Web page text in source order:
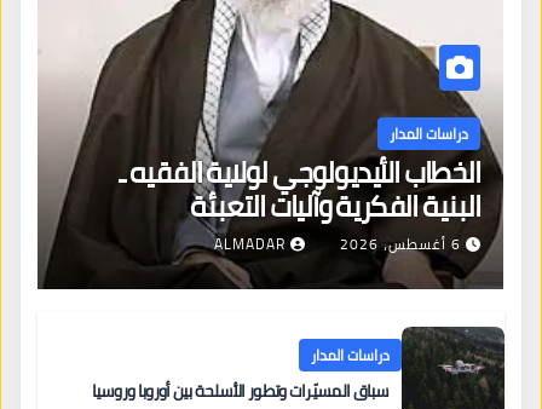
دراسات المدار
الخطاب الأيديولوجي لولاية الفقيه ـ
البنية الفكرية وآليات التعبئة
6 أغسطس، 2026 ALMADAR
دراسات المدار
سباق المسيّرات وتطور الأسلحة بين أوروبا وروسيا